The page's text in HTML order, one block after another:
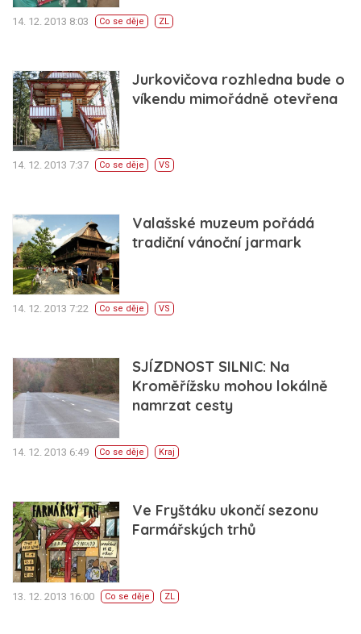
14. 12. 2013 8:03 Co se děje ZL
Jurkovičova rozhledna bude o
víkendu mimořádně otevřena
14. 12. 2013 7:37 Co se děje VS
Valašské muzeum pořádá
tradiční vánoční jarmark
14. 12. 2013 7:22 Co se děje VS
SJÍZDNOST SILNIC: Na
Kroměřížsku mohou lokálně
namrzat cesty
14. 12. 2013 6:49 Co se děje Kraj
Ve Fryštáku ukončí sezonu
Farmářských trhů
13. 12. 2013 16:00 Co se děje ZL